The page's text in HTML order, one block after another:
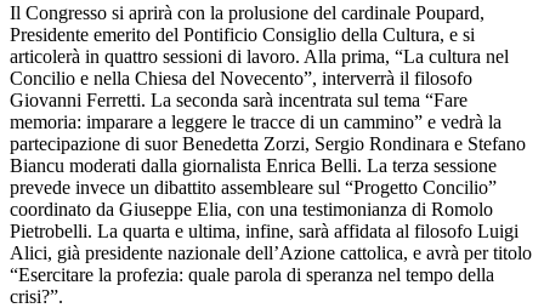
Il Congresso si aprirà con la prolusione del cardinale Poupard,
Presidente emerito del Pontificio Consiglio della Cultura, e si
articolerà in quattro sessioni di lavoro. Alla prima, “La cultura nel
Concilio e nella Chiesa del Novecento”, interverrà il filosofo
Giovanni Ferretti. La seconda sarà incentrata sul tema “Fare
memoria: imparare a leggere le tracce di un cammino” e vedrà la
partecipazione di suor Benedetta Zorzi, Sergio Rondinara e Stefano
Biancu moderati dalla giornalista Enrica Belli. La terza sessione
prevede invece un dibattito assembleare sul “Progetto Concilio”
coordinato da Giuseppe Elia, con una testimonianza di Romolo
Pietrobelli. La quarta e ultima, infine, sarà affidata al filosofo Luigi
Alici, già presidente nazionale dell’Azione cattolica, e avrà per titolo
“Esercitare la profezia: quale parola di speranza nel tempo della
crisi?”.